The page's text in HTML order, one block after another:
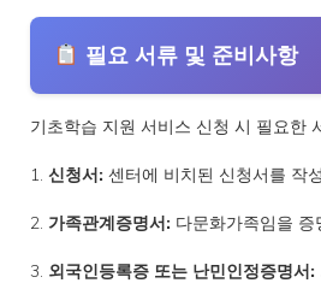
필요 서류 및 준비사항
기초학습 지원 서비스 신청 시 필요한
1. 신청서: 센터에 비치된 신청서를 작
2. 가족관계증명서: 다문화가족임을
3. 외국인등록증 또는 난민인정증명서: